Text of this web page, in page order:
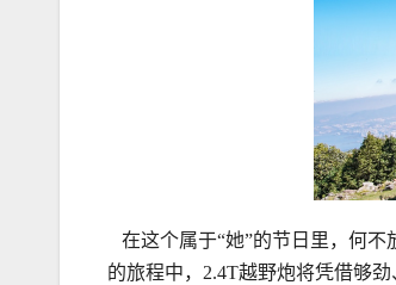
在这个属于“她”的节日里，何
的旅程中，2.4T越野炮将凭借够